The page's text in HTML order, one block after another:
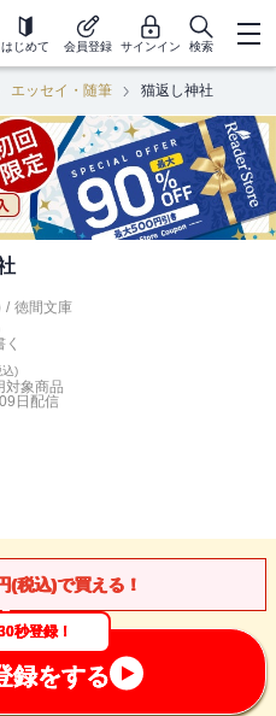
はじめて 会員登録 サインイン 検索
エッセイ・随筆 猫返し神社
/ 徳間文庫
込)
対象商品
日 配信
(税込)で買える！
秒登録！
録をする